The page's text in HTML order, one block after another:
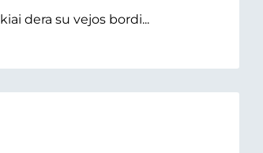
dera su vejos bordi...